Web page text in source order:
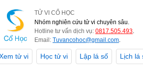
TỬ VI CỔ HỌC
Nhóm nghiên cứu tử vi chuyên sâu.
Hotline tư vấn dịch vụ: 0817.505.493.
Email: Tuvancohoc@gmail.com.
tử vi Học tử vi Lập lá số Lịch lá